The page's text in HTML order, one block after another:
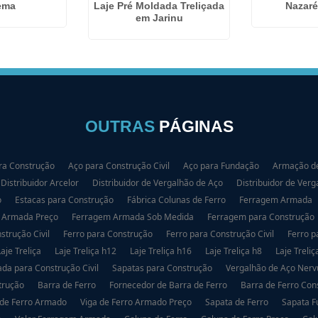
Laje Pré Moldada Treliçada
em Jarinu
OUTRAS PÁGINAS
Construção Aço para Construção Civil Aço para Fundação Armação
Distribuidor Arcelor Distribuidor de Vergalhão de Aço Distribuidor de
Estacas para Construção Fábrica Colunas de Ferro Ferragem Armada
Preço Ferragem Armada Sob Medida Ferragem para Construção
Civil Ferro para Construção Ferro para Construção Civil Ferro
Treliça Laje Treliça h12 Laje Treliça h16 Laje Treliça h8 Laje
para Construção Civil Sapatas para Construção Vergalhão de Aço
Barra de Ferro Fornecedor de Barra de Ferro Barra de Ferro
Ferro Armado Viga de Ferro Armado Preço Sapata de Ferro Sapata